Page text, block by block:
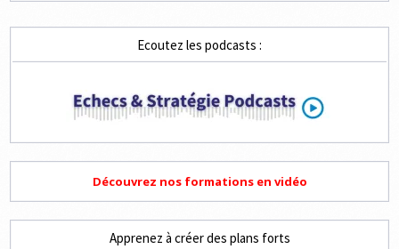
Ecoutez les podcasts :
Découvrez nos formations en vidéo
Apprenez à créer des plans forts